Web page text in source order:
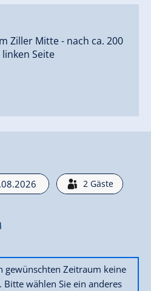
Ziller Mitte - nach ca. 200
Seite
2 Gäste
gewünschten Zeitraum keine
wählen Sie ein anderes